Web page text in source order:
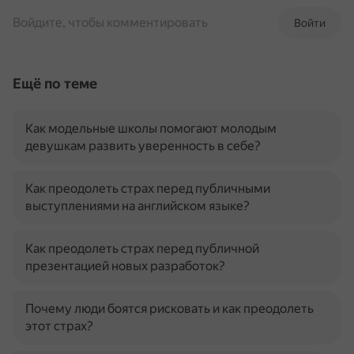
Войти
Войдите, чтобы комментировать
Ещё по теме
Как модельные школы помогают молодым
девушкам развить уверенность в себе?
Как преодолеть страх перед публичными
выступлениями на английском языке?
Как преодолеть страх перед публичной
презентацией новых разработок?
Почему люди боятся рисковать и как преодолеть
этот страх?